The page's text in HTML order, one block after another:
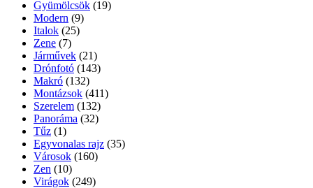
Gyümölcsök (19)
Modern (9)
Italok (25)
Zene (7)
Járművek (21)
Drónfotó (143)
Makró (132)
Montázsok (411)
Szerelem (132)
Panoráma (32)
Tűz (1)
Egyvonalas rajz (35)
Városok (160)
Zen (10)
Virágok (249)